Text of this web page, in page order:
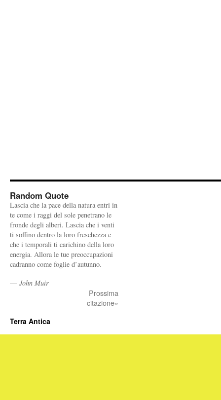
Random Quote
Lascia che la pace della natura entri in
te come i raggi del sole penetrano le
fronde degli alberi. Lascia che i venti
ti soffino dentro la loro freschezza e
che i temporali ti carichino della loro
energia. Allora le tue preoccupazioni
cadranno come foglie d’autunno.
— John Muir
Prossima
citazione»
Terra Antica